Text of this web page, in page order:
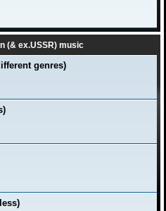
(& ex.USSR) music
genres)